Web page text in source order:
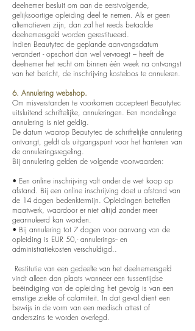
deelnemer besluit om aan de eerstvolgende,
gelijksoortige opleiding deel te nemen. Als er geen
alternatieven zijn, dan zal het reeds betaalde
deelnemersgeld worden gerestitueerd.
Indien Beautytec de geplande aanvangsdatum
verandert - opschort dan wel vervroegt – heeft de
deelnemer het recht om binnen één week na ontvangst
van het bericht, de inschrijving kosteloos te annuleren.
6. Annulering webshop.
Om misverstanden te voorkomen accepteert Beautytec
uitsluitend schriftelijke, annuleringen. Een mondelinge
annulering is niet geldig.
De datum waarop Beautytec de schriftelijke annulering
ontvangt, geldt als uitgangspunt voor het hanteren van
de annuleringsregeling.
Bij annulering gelden de volgende voorwaarden:
• Een online inschrijving valt onder de wet koop op
afstand. Bij een online inschrijving doet u afstand van
de 14 dagen bedenktermijn. Opleidingen betreffen
maatwerk, waardoor er niet altijd zonder meer
geannuleerd kan worden.
• Bij annulering tot 7 dagen voor aanvang van de
opleiding is EUR 50,- annulerings-- en
administratiekosten verschuldigd..
Restitutie van een gedeelte van het deelnemersgeld
vindt alleen dan plaats wanneer een tussentijdse
beëindiging van de opleiding het gevolg is van een
ernstige ziekte of calamiteit. In dat geval dient een
bewijs in de vorm van een medisch attest of
anderszins te worden overlegd.